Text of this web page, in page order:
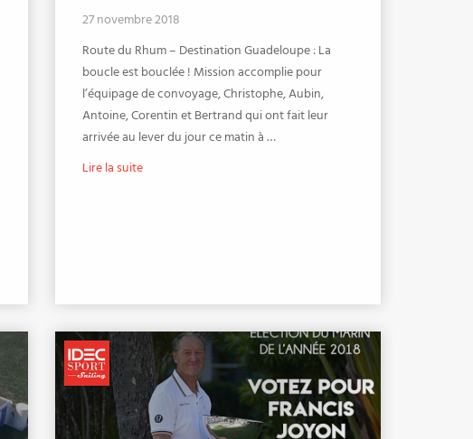
27 novembre 2018
Route du Rhum – Destination Guadeloupe : La
boucle est bouclée ! Mission accomplie pour
l’équipage de convoyage, Christophe, Aubin,
Antoine, Corentin et Bertrand qui ont fait leur
arrivée au lever du jour ce matin à …
Lire la suite